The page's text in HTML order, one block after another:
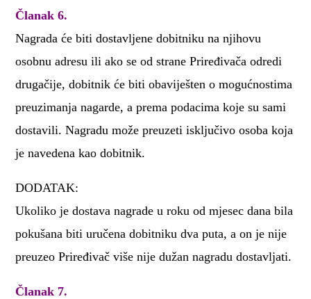
Članak 6.
Nagrada će biti dostavljene dobitniku na njihovu
osobnu adresu ili ako se od strane Priređivača odredi
drugačije, dobitnik će biti obaviješten o mogućnostima
preuzimanja nagarde, a prema podacima koje su sami
dostavili. Nagradu može preuzeti isključivo osoba koja
je navedena kao dobitnik.
DODATAK:
Ukoliko je dostava nagrade u roku od mjesec dana bila
pokušana biti uručena dobitniku dva puta, a on je nije
preuzeo Priređivač više nije dužan nagradu dostavljati.
Članak 7.